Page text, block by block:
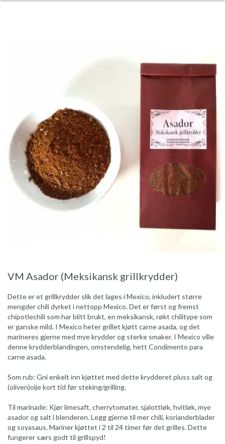
VM Asador (Meksikansk grillkrydder)
Dette er et grillkrydder slik det lages i Mexico, inkludert større
mengder chili dyrket i nettopp Mexico. Det er først og fremst
chipotlechili som har blitt brukt, en meksikansk, røkt chilitype som
er ganske mild. I Mexico heter grillet kjøtt carne asada, og det
marineres gjerne med mye krydder og sterke smaker. I Mexico ville
denne krydderblandingen, omstendelig, hett Condimento para
carne asada.
Som rub: Gni enkelt inn kjøttet med dette krydderet pluss salt og
(oliven)olje kort tid før steking/grilling.
Til marinade: Kjør limesaft, cherrytomater, sjalottløk, hvitløk, mye
asador og salt i blenderen. Legg gjerne til mer chili, korianderblader
og soyasaus. Mariner kjøttet i 2 til 24 timer før det grilles. Dette
fungerer særs godt til grillspyd!